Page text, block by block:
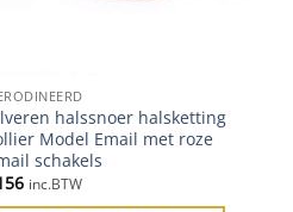
halssnoer halsketting
Model Email met roze
schakels
inc.BTW